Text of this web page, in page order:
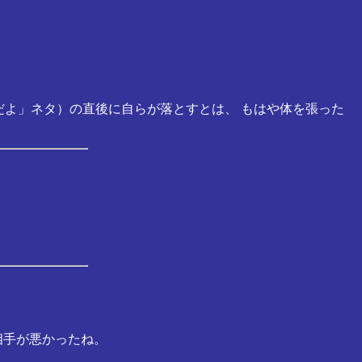
」ネタ）の直後に自らが落とすとは、 もはや体を張った
が悪かったね。